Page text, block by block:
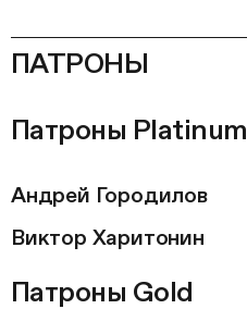
ПАТРОНЫ
Патроны Platinum
Андрей Городилов
Виктор Харитонин
Патроны Gold